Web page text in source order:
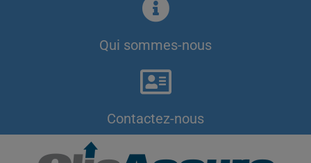
Qui sommes-nous
Contactez-nous